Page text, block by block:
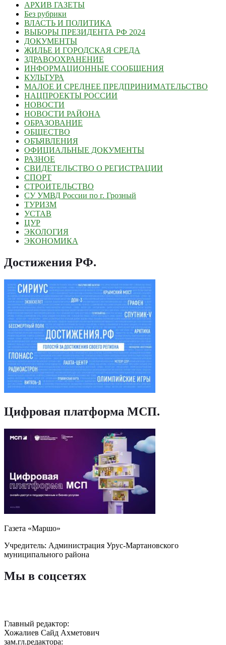
АРХИВ ГАЗЕТЫ
Без рубрики
ВЛАСТЬ И ПОЛИТИКА
ВЫБОРЫ ПРЕЗИДЕНТА РФ 2024
ДОКУМЕНТЫ
ЖИЛЬЕ И ГОРОДСКАЯ СРЕДА
ЗДРАВООХРАНЕНИЕ
ИНФОРМАЦИОННЫЕ СООБЩЕНИЯ
КУЛЬТУРА
МАЛОЕ И СРЕДНЕЕ ПРЕДПРИНИМАТЕЛЬСТВО
НАЦПРОЕКТЫ РОССИИ
НОВОСТИ
НОВОСТИ РАЙОНА
ОБРАЗОВАНИЕ
ОБЩЕСТВО
ОБЪЯВЛЕНИЯ
ОФИЦИАЛЬНЫЕ ДОКУМЕНТЫ
РАЗНОЕ
СВИДЕТЕЛЬСТВО О РЕГИСТРАЦИИ
СПОРТ
СТРОИТЕЛЬСТВО
СУ УМВД России по г. Грозный
ТУРИЗМ
УСТАВ
ЦУР
ЭКОЛОГИЯ
ЭКОНОМИКА
Достижения РФ.
Цифровая платформа МСП.
Газета «Маршо»
Учредитель: Администрация Урус-Мартановского
муниципального района
Мы в соцсетях
Главный редактор:
Хожалиев Сайд Ахметович
зам.гл.редактора: